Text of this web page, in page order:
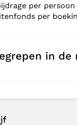
per
per
in de